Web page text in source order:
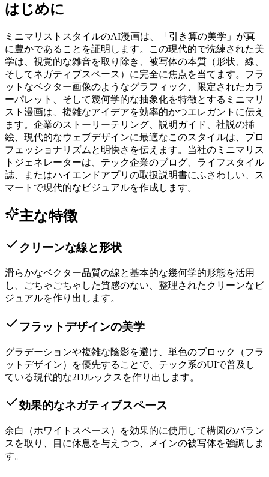
はじめに
ミニマリストスタイルのAI漫画は、「引き算の美学」が真
に豊かであることを証明します。この現代的で洗練された美
学は、視覚的な雑音を取り除き、被写体の本質（形状、線、
そしてネガティブスペース）に完全に焦点を当てます。フラ
ットなベクター画像のようなグラフィック、限定されたカラ
ーパレット、そして幾何学的な抽象化を特徴とするミニマリ
スト漫画は、複雑なアイデアを効率的かつエレガントに伝え
ます。企業のストーリーテリング、説明ガイド、社説の挿
絵、現代的なウェブデザインに最適なこのスタイルは、プロ
フェッショナリズムと明快さを伝えます。当社のミニマリス
トジェネレーターは、テック企業のブログ、ライフスタイル
誌、またはハイエンドアプリの取扱説明書にふさわしい、ス
マートで現代的なビジュアルを作成します。
主な特徴
クリーンな線と形状
滑らかなベクター品質の線と基本的な幾何学的形態を活用
し、ごちゃごちゃした質感のない、整理されたクリーンなビ
ジュアルを作り出します。
フラットデザインの美学
グラデーションや複雑な陰影を避け、単色のブロック（フラ
ットデザイン）を優先することで、テック系のUIで普及し
ている現代的な2Dルックスを作り出します。
効果的なネガティブスペース
余白（ホワイトスペース）を効果的に使用して構図のバラン
スを取り、目に休息を与えつつ、メインの被写体を強調しま
す。